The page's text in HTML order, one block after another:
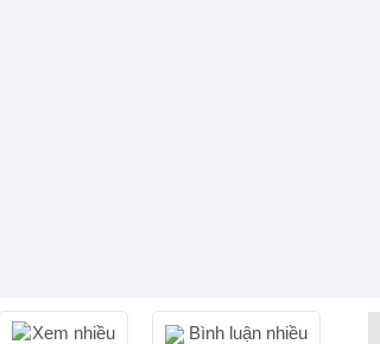
Xem nhiều Bình luận nhiều